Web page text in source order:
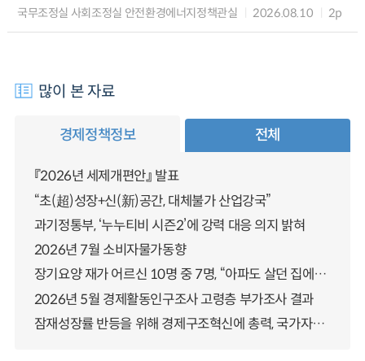
국무조정실 사회조정실 안전환경에너지정책관실 2026.08.10 2p
많이 본 자료
경제정책정보 전체
『2026년 세제개편안』 발표
“초(超)성장+신(新)공간, 대체불가 산업강국”
과기정통부, ‘누누티비 시즌2’에 강력 대응 의지 밝혀
2026년 7월 소비자물가동향
장기요양 재가 어르신 10명 중 7명, “아파도 살던 집에서 살겠다” 「2025년 장기요양실태조사」 결과 발표
2026년 5월 경제활동인구조사 고령층 부가조사 결과
잠재성장률 반등을 위해 경제구조혁신에 총력, 국가자산 관리체계 대전환